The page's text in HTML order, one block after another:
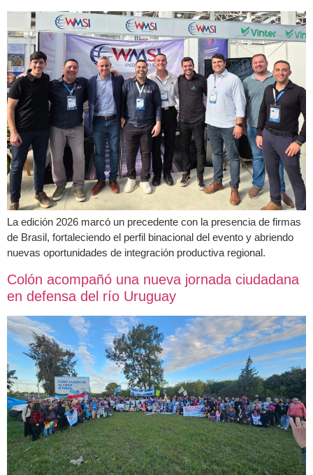
La edición 2026 marcó un precedente con la presencia de firmas
de Brasil, fortaleciendo el perfil binacional del evento y abriendo
nuevas oportunidades de integración productiva regional.
Colón acompañó una nueva jornada ciudadana
en defensa del río Uruguay